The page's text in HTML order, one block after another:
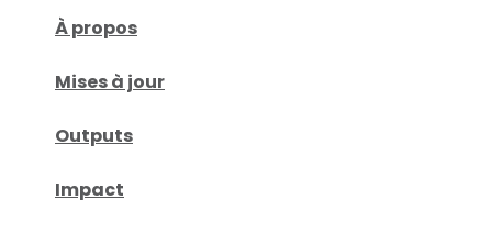
À propos
Mises à jour
Outputs
Impact